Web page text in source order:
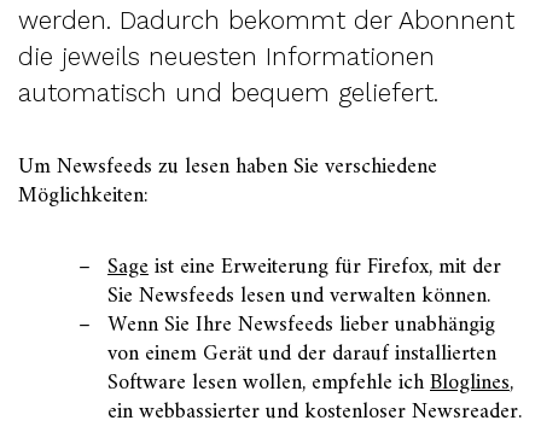
werden. Dadurch bekommt der Abonnent
die jeweils neuesten Informationen
automatisch und bequem geliefert.
Um Newsfeeds zu lesen haben Sie verschiedene
Möglichkeiten:
Sageist eine Erweiterung für Firefox, mit der
Sie Newsfeeds lesen und verwalten können.
Wenn Sie Ihre Newsfeeds lieber unabhängig
von einem Gerät und der darauf installierten
Software lesen wollen, empfehle ichBloglines,
ein webbassierter und kostenloser Newsreader.